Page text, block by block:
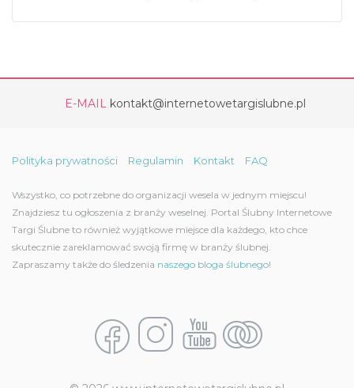
E-MAIL kontakt@internetowetargislubne.pl
Polityka prywatności Regulamin Kontakt FAQ
Wszystko, co potrzebne do organizacji wesela w jednym miejscu!
Znajdziesz tu ogłoszenia z branży weselnej. Portal Ślubny Internetowe
Targi Ślubne to również wyjątkowe miejsce dla każdego, kto chce
skutecznie zareklamować swoją firmę w branży ślubnej.
Zapraszamy także do śledzenia naszego bloga ślubnego!